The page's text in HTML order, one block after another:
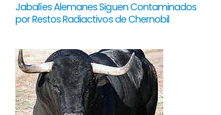
Jabalíes Alemanes Siguen Contaminados
por Restos Radiactivos de Chernobil